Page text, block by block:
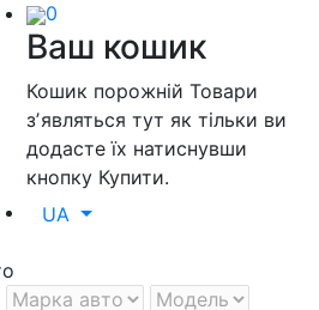
0
Ваш кошик
Кошик порожнійТовари
зʼявляться тут як тільки ви
додасте їх натиснувши
кнопку Купити.
UA